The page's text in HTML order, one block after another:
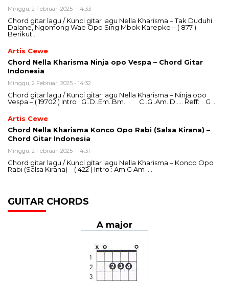
Minggu, 2 Februari 2025 - 14:33
Chord gitar lagu / Kunci gitar lagu Nella Kharisma – Tak Duduhi
Dalane, Ngomong Wae Opo Sing Mbok Karepke – ( 877 )
Berikut…
Artis Cewe
Chord Nella Kharisma Ninja opo Vespa – Chord Gitar
Indonesia
Minggu, 2 Februari 2025 - 14:32
Chord gitar lagu / Kunci gitar lagu Nella Kharisma – Ninja opo
Vespa – ( 19702 ) Intro : G..D..Em..Bm.. C..G..Am..D….. Reff: G …
Artis Cewe
Chord Nella Kharisma Konco Opo Rabi (Salsa Kirana) –
Chord Gitar Indonesia
Minggu, 2 Februari 2025 - 14:31
Chord gitar lagu / Kunci gitar lagu Nella Kharisma – Konco Opo
Rabi (Salsa Kirana) – ( 422 ) Intro : Am G Am …
GUITAR CHORDS
A major